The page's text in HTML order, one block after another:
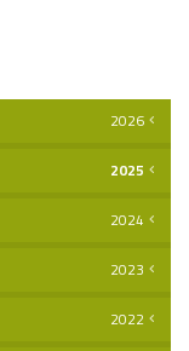
2026
2025
2024
2023
2022